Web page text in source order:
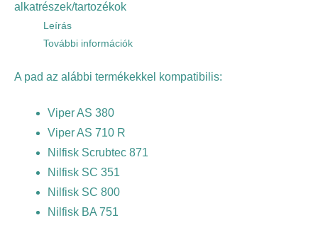
alkatrészek/tartozékok
Leírás
További információk
A pad az alábbi termékekkel kompatibilis:
Viper AS 380
Viper AS 710 R
Nilfisk Scrubtec 871
Nilfisk SC 351
Nilfisk SC 800
Nilfisk BA 751